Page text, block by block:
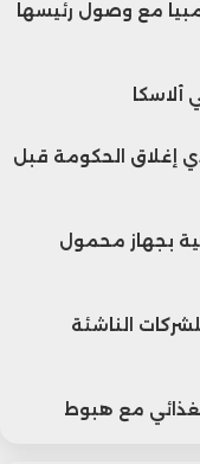
مع وصول رئيسها
إغلاق الحكومة قبل
بجهاز محمول
الناشئة
الغذائي مع هبوط